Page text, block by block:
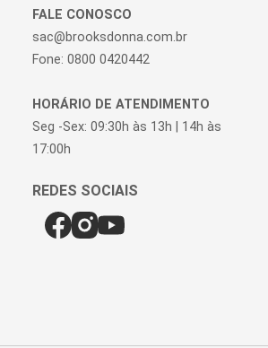
FALE CONOSCO
sac@brooksdonna.com.br
Fone: 0800 0420442
HORÁRIO DE ATENDIMENTO
Seg -Sex: 09:30h às 13h | 14h às
17:00h